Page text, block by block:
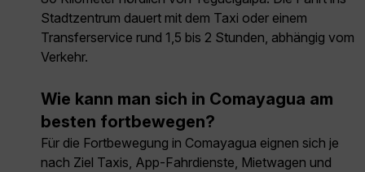
Stadtzentrum dauert mit dem Taxi oder einem
Transferservice rund 1,5 bis 2 Stunden, abhängig vom
Verkehr.
Wie kann man sich in Comayagua am
besten fortbewegen?
Für die Fortbewegung in Comayagua eignen sich je
nach Ziel Taxis, App-Fahrdienste, Mietwagen und